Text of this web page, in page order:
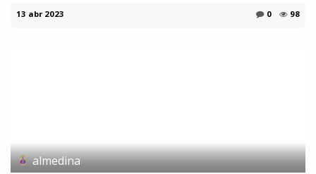
13 abr 2023 0 98
almedina